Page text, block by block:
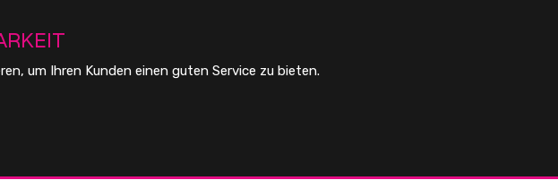
um Ihren Kunden einen guten Service zu bieten.